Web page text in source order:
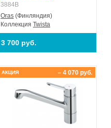
3884B
Oras (Финляндия)
КоллекцияTwista
3 700 руб.
– 4 070 руб.
АКЦИЯ